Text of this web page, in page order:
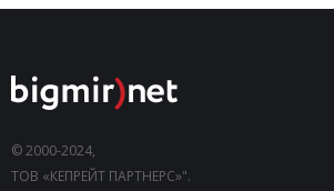
© 2000-2024,
ТОВ «КЕПРЕЙТ ПАРТНЕРС»".